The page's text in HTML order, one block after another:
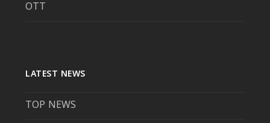
OTT
LATEST NEWS
TOP NEWS